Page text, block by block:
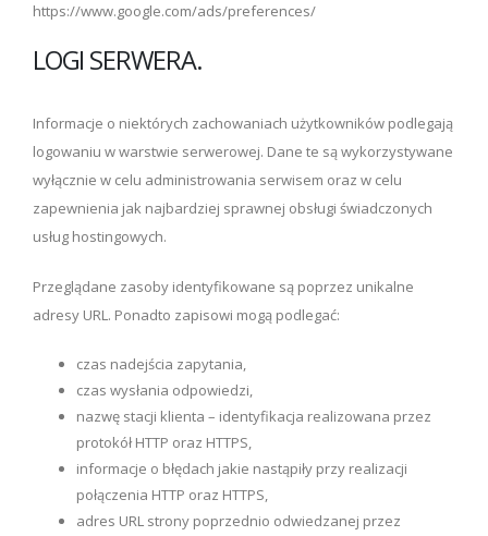
https://www.google.com/ads/preferences/
LOGI SERWERA.
Informacje o niektórych zachowaniach użytkowników podlegają
logowaniu w warstwie serwerowej. Dane te są wykorzystywane
wyłącznie w celu administrowania serwisem oraz w celu
zapewnienia jak najbardziej sprawnej obsługi świadczonych
usług hostingowych.
Przeglądane zasoby identyfikowane są poprzez unikalne
adresy URL. Ponadto zapisowi mogą podlegać:
czas nadejścia zapytania,
czas wysłania odpowiedzi,
nazwę stacji klienta – identyfikacja realizowana przez
protokół HTTP oraz HTTPS,
informacje o błędach jakie nastąpiły przy realizacji
połączenia HTTP oraz HTTPS,
adres URL strony poprzednio odwiedzanej przez